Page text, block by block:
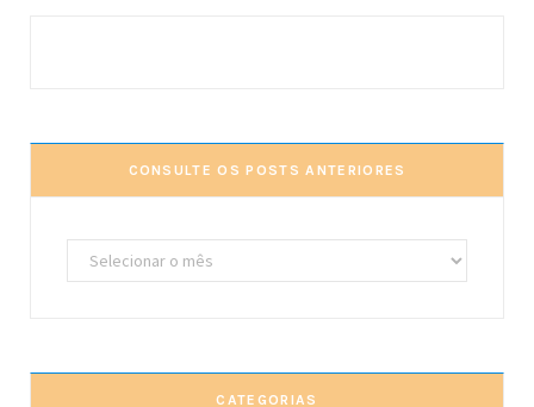
CONSULTE OS POSTS ANTERIORES
Consulte
os
CATEGORIAS